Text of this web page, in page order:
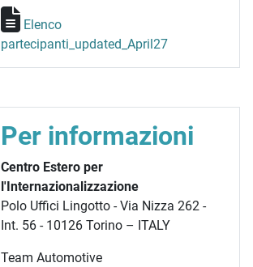
Elenco
partecipanti_updated_April27
Per informazioni
Centro Estero per
l'Internazionalizzazione
Polo Uffici Lingotto - Via Nizza 262 -
Int. 56 - 10126 Torino – ITALY
Team Automotive